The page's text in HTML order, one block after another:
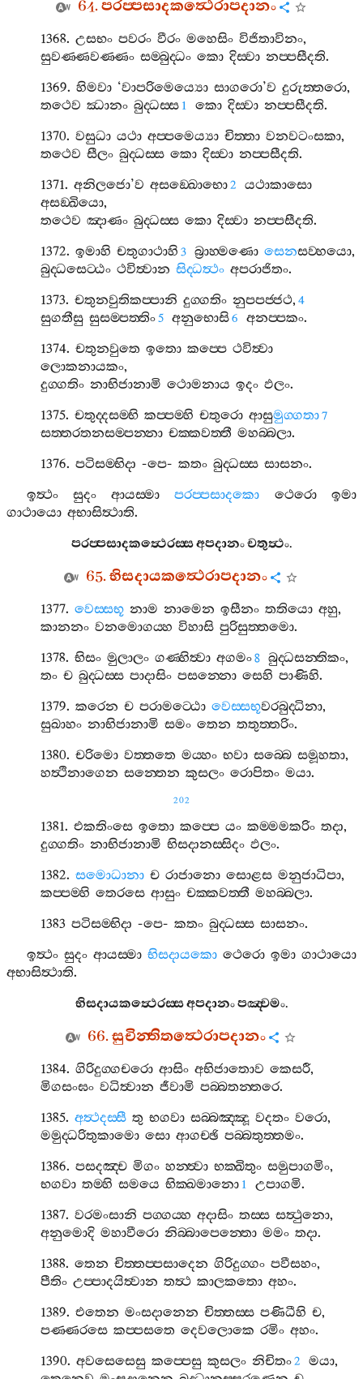
64.පරප‍්පසාදකත්‍ථෙරාපදානං
1368.උසභං පවරං වීරං මහෙසිං විජිතාවිනං,
සුවණ‍්ණවණ‍්ණං සම‍්බුද‍්ධං කො දිස‍්වා නප‍්පසීදති.
1369.හිමවා ‘වාපරිමෙය්‍යො සාගරො’ව දුරුත‍්තරො,
තථෙව ඣානං බුද‍්ධස‍්ස 1 කො දිස‍්වා නප‍්පසීදති.
1370.වසුධා යථා අප‍්පමෙය්‍යා චිත‍්තා වනවටංසකා,
තථෙව සීලං බුද‍්ධස‍්ස කො දිස‍්වා නප‍්පසීදති.
1371.අනිලජො’ව අසඞ‍්ඛොභො2
යථාකාසො
අසඞ‍්ඛියො,
තථෙව ඤාණං බුද‍්ධස‍්ස කො දිස‍්වා නප‍්පසීදති.
1372.ඉමාහි චතුගාථාහි 3 බ්‍රාහ‍්මණො සෙනසව‍්හයො,
බුද‍්ධසෙට‍්ඨං ථවිත්‍වාන සිද‍්ධත්‍ථං අපරාජිතං.
1373.චතුනවුතිකප‍්පානි දුග‍්ගතිං නුපපජ‍්ජථ, 4
සුගතීසු සුසම‍්පත‍්තිං5 අනුභොසි6 අනප‍්පකං.
1374.චතුනවුතෙ ඉතො කප‍්පෙ ථවිත්‍වා
ලොකනායකං,
දුග‍්ගතිං නාභිජානාමි ථොමනාය ඉදං ඵලං.
1375.චතුද‍්දසම‍්භි කප‍්පම‍්හි චතුරො ආසුමුග‍්ගතා7
සත‍්තරතනසම‍්පන‍්නා චක‍්කවත‍්තී මහබ‍්බලා.
1376.පටිසම‍්භිදා -පෙ-කතං බුද‍්ධස‍්ස සාසනං.
ඉත්‍ථං
සුදං ආයස‍්මා පරප‍්පසාදකො ථෙරො
ඉමා
ගාථායො අභාසිත්‍ථාති.
පරප‍්පසාදකත්‍ථෙරස‍්සඅපදානංචතුත්‍ථං.
65.භිසදායකත්‍ථෙරාපදානං
1377.වෙස‍්සභූ නාම නාමෙන ඉසීනං තතියො අහු,
කානනං වනමොගය‍්හ විහාසි පුරිසුත‍්තමො.
1378.භිසං මුලාලං ගණ‍්හිත්‍වා අගමං8 බුද‍්ධසන‍්තිකං,
තං ච බුද‍්ධස‍්ස පාදාසිං පසන‍්නො සෙහි පාණිහි.
1379.කරෙන ච පරාමට‍්ඨො වෙස‍්සභූවරබුද‍්ධිනා,
සුඛාහං නාභිජානාමි සමං තෙන තතුත‍්තරිං.
1380.චරිමො වත‍්තතෙ මය‍්හං භවා සබ‍්බෙ සමූහතා,
හත්‍ථිනාගෙන සන‍්තෙන කුසලං රොපිතං මයා.
202
1381.එකතිංසෙ ඉතො කප‍්පෙ යං කම‍්මමකරිං තදා,
දුග‍්ගතිං නාභිජානාමි භිසදානස‍්සිදං ඵලං.
1382.සමොධානා ච රාජානො සොළස මනුජාධිපා,
කප‍්පම‍්හි තෙරසෙ ආසුං චක‍්කවත‍්තී මහබ‍්බලා.
1383පටිසම‍්භිදා -පෙ-කතං බුද‍්ධස‍්ස සාසනං.
ඉත්‍ථං සුදං ආයස‍්මා භිසදායකො ථෙරො ඉමා ගාථායො
අභාසිත්‍ථාති.
භිසදායකත්‍ථෙරස‍්සඅපදානංපඤ‍්චමං.
66.සුචින‍්තිතත්‍ථෙරාපදානං
1384.ගිරිදුග‍්ගචරො ආසිං අභිජාතොව කෙසරී,
මිගසංඝං වධිත්‍වාන ජීවාමි පබ‍්බතන‍්තරෙ.
1385.අත්‍ථදස‍්සී තු භගවා සබ‍්බඤ‍්ඤූ වදතං වරො,
මමුද‍්ධරිතුකාමො සො ආගච‍්ඡි පබ‍්බතුත‍්තමං.
1386.පසදඤ‍්ච මිගං හන‍්ත්‍වා භක‍්ඛිතුං සමුපාගමිං,
භගවා තම‍්හි සමයෙ භික‍්ඛමානො 1 උපාගමි.
1387.වරමංසානි පග‍්ගය‍්හ අදාසිං තස‍්ස සත්‍ථුනො,
අනුමොදි මහාවීරො නිබ‍්බාපෙන‍්තො මමං තදා.
1388.තෙන චිත‍්තප‍්පසාදෙන ගිරිදුග‍්ගං පවීසහං,
පීතිං උප‍්පාදයිත්‍වාන තත්‍ථ කාලකතො අහං.
1389.එතෙන මංසදානෙන චිත‍්තස‍්ස පණිධීහි ච,
පණ‍්ණරසෙ කප‍්පසතෙ දෙවලොකෙ රමිං අහං.
1390.අවසෙසෙසු කප‍්පෙසු කුසලං නිචිතං2 මයා,